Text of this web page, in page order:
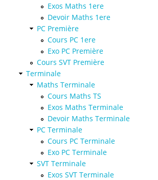
Exos Maths 1ere
Devoir Maths 1ere
PC Première
Cours PC 1ere
Exo PC Première
Cours SVT Première
Terminale
Maths Terminale
Cours Maths TS
Exos Maths Terminale
Devoir Maths Terminale
PC Terminale
Cours PC Terminale
Exo PC Terminale
SVT Terminale
Exos SVT Terminale